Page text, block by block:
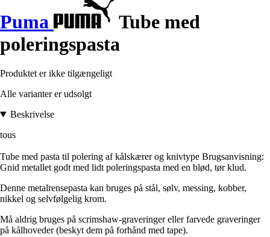
Puma
Tube med
poleringspasta
Produktet er ikke tilgængeligt
Alle varianter er udsolgt
Beskrivelse
tous
Tube med pasta til polering af kålskærer og knivtype Brugsanvisning:
Gnid metallet godt med lidt poleringspasta med en blød, tør klud.
Denne metalrensepasta kan bruges på stål, sølv, messing, kobber,
nikkel og selvfølgelig krom.
Må aldrig bruges på scrimshaw-graveringer eller farvede graveringer
på kålhoveder (beskyt dem på forhånd med tape).